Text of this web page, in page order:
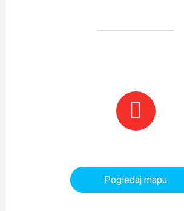
Pogledaj mapu